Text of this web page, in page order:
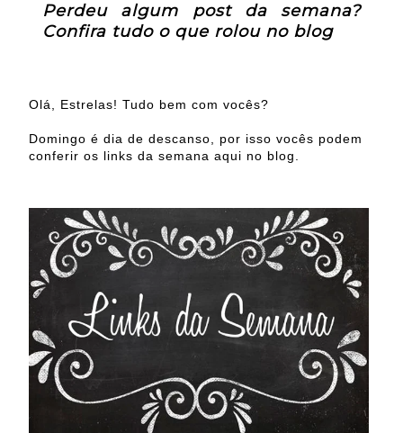
Perdeu algum post da semana?
Confira tudo o que rolou no blog
Olá, Estrelas! Tudo bem com vocês?
Domingo é dia de descanso, por isso vocês podem
conferir os links da semana aqui no blog.